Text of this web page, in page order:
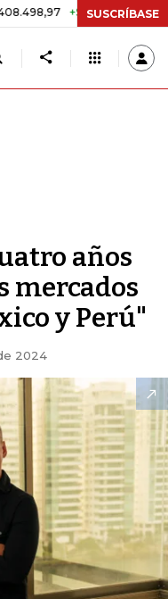
+$ 8.753,81 +2,19%
SUSCRÍBASE
años
mercados
y Perú"
2024